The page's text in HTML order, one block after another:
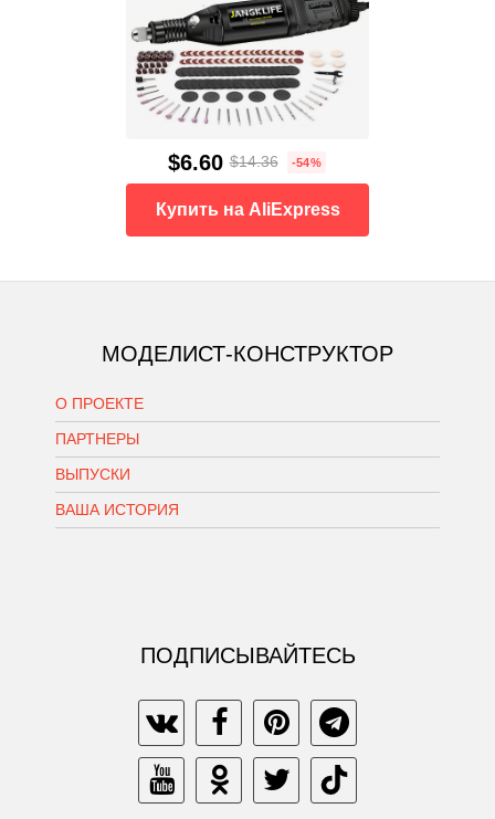
$6.60 $14.36 -54%
Купить на AliExpress
МОДЕЛИСТ-КОНСТРУКТОР
О ПРОЕКТЕ
ПАРТНЕРЫ
ВЫПУСКИ
ВАША ИСТОРИЯ
ПОДПИСЫВАЙТЕСЬ